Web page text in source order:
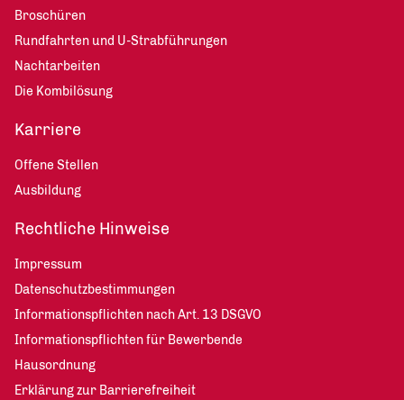
Broschüren
Rundfahrten und U-Strabführungen
Nachtarbeiten
Die Kombilösung
Karriere
Offene Stellen
Ausbildung
Rechtliche Hinweise
Impressum
Datenschutzbestimmungen
Informationspflichten nach Art. 13 DSGVO
Informationspflichten für Bewerbende
Hausordnung
Erklärung zur Barrierefreiheit